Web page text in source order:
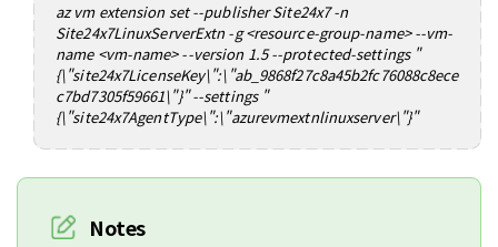
az vm extension set --publisher Site24x7 -n
Site24x7LinuxServerExtn -g <resource-group-name> --vm-
name <vm-name> --version 1.5 --protected-settings "
{\"site24x7LicenseKey\":\"ab_9868f27c8a45b2fc76088c8ece
c7bd7305f59661\"}" --settings "
{\"site24x7AgentType\":\"azurevmextnlinuxserver\"}"
Notes